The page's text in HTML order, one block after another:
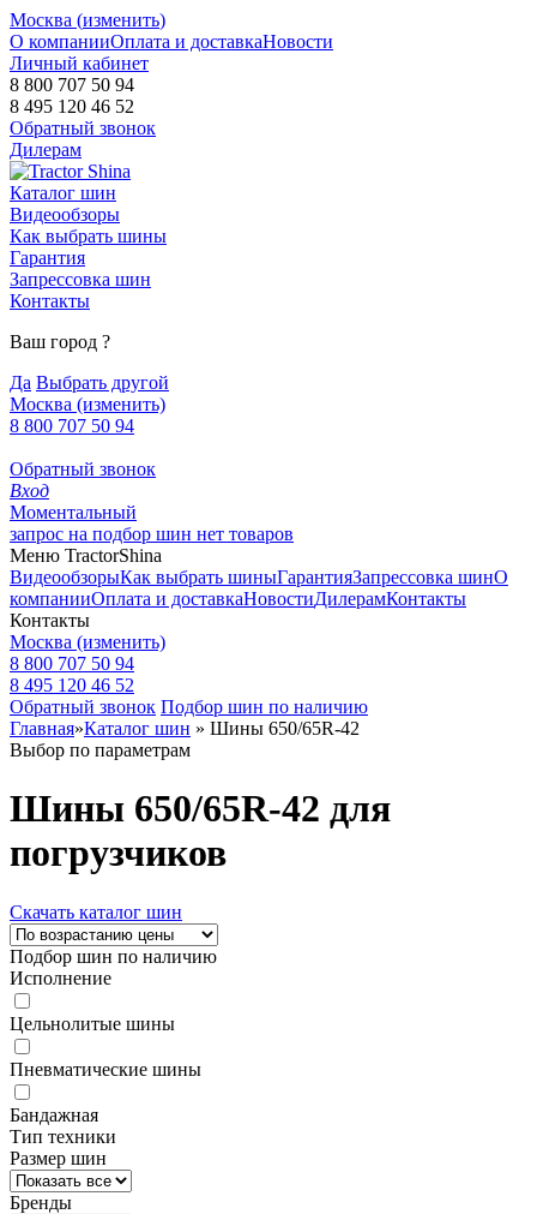
Москва (изменить)
О компанииОплата и доставкаНовости
Личный кабинет
8 800 707 50 94
8 495 120 46 52
Обратный звонок
Дилерам
Каталог шин
Видеообзоры
Как выбрать шины
Гарантия
Запрессовка шин
Контакты
Ваш город ?
Да Выбрать другой
Москва (изменить)
8 800 707 50 94
Обратный звонок
Вход
Моментальный
запрос на подбор шин нет товаров
Меню TractorShina
ВидеообзорыКак выбрать шиныГарантияЗапрессовка шинО
компанииОплата и доставкаНовостиДилерамКонтакты
Контакты
Москва (изменить)
8 800 707 50 94
8 495 120 46 52
Обратный звонок Подбор шин по наличию
Главная»Каталог шин » Шины 650/65R-42
Выбор по параметрам
Шины 650/65R-42 для
погрузчиков
Скачать каталог шин
Подбор шин по наличию
Исполнение
Цельнолитые шины
Пневматические шины
Бандажная
Тип техники
Размер шин
Бренды